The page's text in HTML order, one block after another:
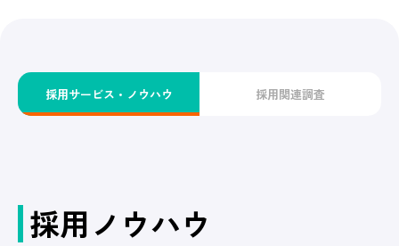
採用サービス・ノウハウ 採用関連調査
採用ノウハウ